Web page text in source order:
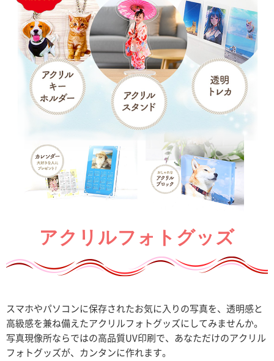
アクリルフォトグッズ
スマホやパソコンに保存されたお気に入りの写真を、透明感と
高級感を兼ね備えたアクリルフォトグッズにしてみませんか。
写真現像所ならではの高品質UV印刷で、あなただけのアクリル
フォトグッズが、カンタンに作れます。